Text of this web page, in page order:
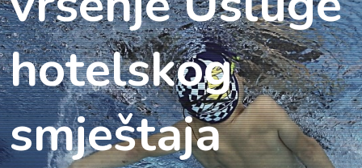
hotelskog
smještaja